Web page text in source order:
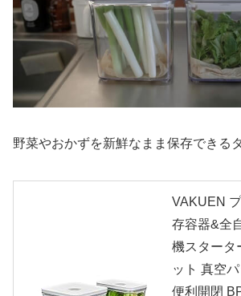
野菜やおかずを新鮮なまま保存できる
VAKUEN
存容器&全
機スタータ
ット 真空
便利開閉